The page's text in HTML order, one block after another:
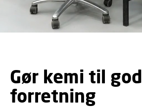
Gør kemi til god
forretning